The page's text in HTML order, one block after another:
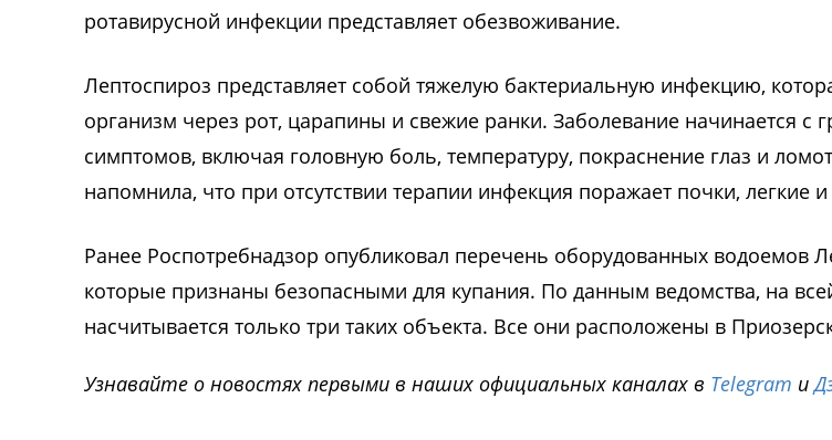
ротавирусной инфекции представляет обезвоживание.
Лептоспироз представляет собой тяжелую бактериальную инфекцию,
организм через рот, царапины и свежие ранки. Заболевание начинается с
симптомов, включая головную боль, температуру, покраснение глаз и
напомнила, что при отсутствии терапии инфекция поражает почки, легкие
Ранее Роспотребнадзор опубликовал перечень оборудованных водоемов
которые признаны безопасными для купания. По данным ведомства, на
насчитывается только три таких объекта. Все они расположены в
Узнавайте о новостях первыми в наших официальных каналах в Telegram и